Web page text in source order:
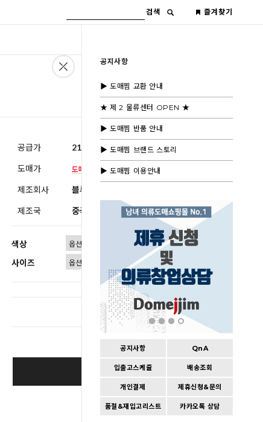
검색 즐겨찾기
공지사항
▶ 도매찜 교환 안내
★ 제 2 물류센터 OPEN ★
▶ 도매찜 반품 안내
▶ 도매찜 브랜드 스토리
▶ 도매찜 이용안내
공지사항 QnA
입출고스케쥴 배송조회
개인결제 제휴신청&문의
품절&재입고리스트 카카오톡 상담
공급가 21,000원 (부가세별도)
도매가
제조회사 블루모드수입
제조국 중국
색상
사이즈
BUY IT NOW
Cart | Wishlist